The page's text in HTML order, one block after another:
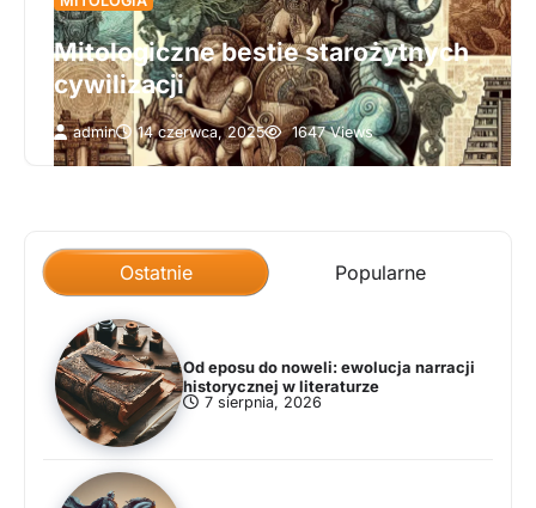
Mitologiczne bestie starożytnych
cywilizacji
admin 14 czerwca, 2025 1647 Views
Ostatnie Popularne
Od eposu do noweli: ewolucja narracji
historycznej w literaturze
7 sierpnia, 2026